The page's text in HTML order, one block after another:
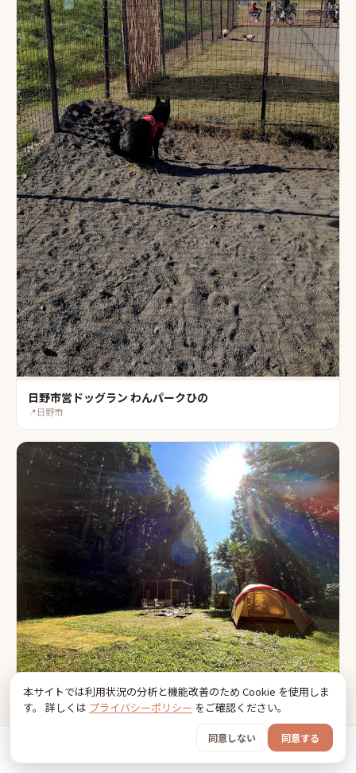
日野市営ドッグラン わんパークひの
📍日野市
CHILL OUT SECOND BASE
ドッグランあり
本サイトでは利用状況の分析と機能改善のため Cookie を使用しま
す。 詳しくは プライバシーポリシー をご確認ください。
同意しない 同意する